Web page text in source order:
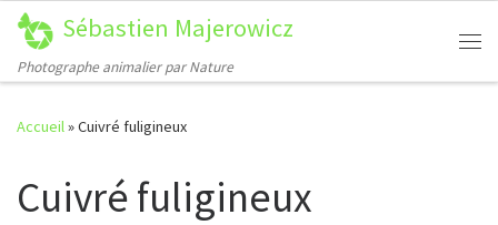
Passer au contenu
Sébastien Majerowicz
Photographe animalier par Nature
Accueil»Cuivré fuligineux
Cuivré fuligineux